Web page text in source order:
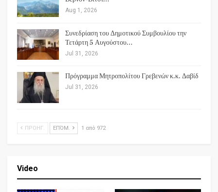
Aug 1, 2026
Συνεδρίαση του Δημοτικού Συμβουλίου την
Τετάρτη 5 Αυγούστου…
Jul 31, 2026
Πρόγραμμα Μητροπολίτου Γρεβενών κ.κ. Δαβίδ
Jul 31, 2026
ΠΡΟΗΓ. ΕΠΌΜ. 1 από 972
Video